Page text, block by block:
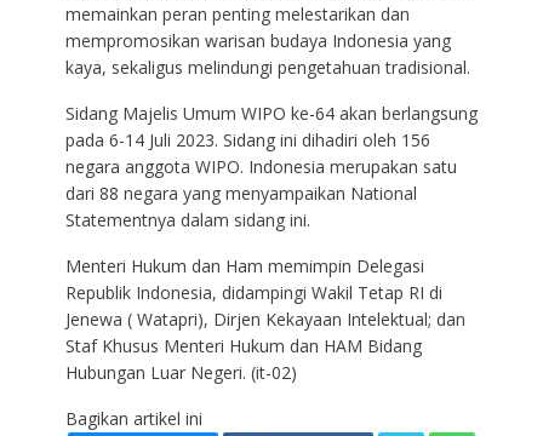
memainkan peran penting melestarikan dan
mempromosikan warisan budaya Indonesia yang
kaya, sekaligus melindungi pengetahuan tradisional.
Sidang Majelis Umum WIPO ke-64 akan berlangsung
pada 6-14 Juli 2023. Sidang ini dihadiri oleh 156
negara anggota WIPO. Indonesia merupakan satu
dari 88 negara yang menyampaikan National
Statementnya dalam sidang ini.
Menteri Hukum dan Ham memimpin Delegasi
Republik Indonesia, didampingi Wakil Tetap RI di
Jenewa ( Watapri), Dirjen Kekayaan Intelektual; dan
Staf Khusus Menteri Hukum dan HAM Bidang
Hubungan Luar Negeri. (it-02)
Bagikan artikel ini